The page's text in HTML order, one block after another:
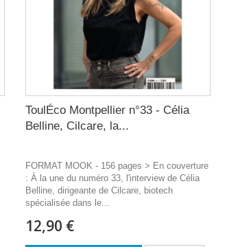
ToulÉco Montpellier n°33 - Célia
Belline, Cilcare, la...
FORMAT MOOK - 156 pages > En couverture
: À la une du numéro 33, l'interview de Célia
Belline, dirigeante de Cilcare, biotech
spécialisée dans le...
12,90 €